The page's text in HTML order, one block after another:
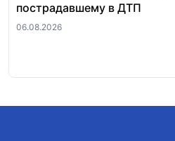
пострадавшему в ДТП
06.08.2026